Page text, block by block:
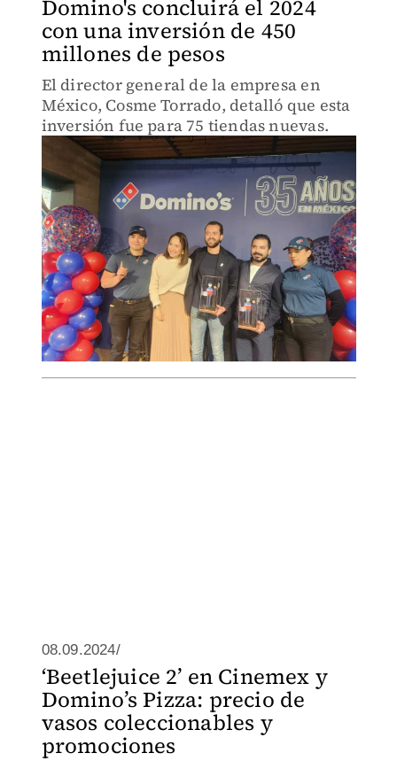
Domino's concluirá el 2024
con una inversión de 450
millones de pesos
El director general de la empresa en
México, Cosme Torrado, detalló que esta
inversión fue para 75 tiendas nuevas.
08.09.2024/
‘Beetlejuice 2’ en Cinemex y
Domino’s Pizza: precio de
vasos coleccionables y
promociones